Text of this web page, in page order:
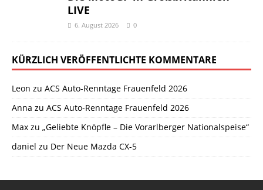
LIVE
6. August 2026 0
KÜRZLICH VERÖFFENTLICHTE KOMMENTARE
Leon zu ACS Auto-Renntage Frauenfeld 2026
Anna zu ACS Auto-Renntage Frauenfeld 2026
Max zu „Geliebte Knöpfle – Die Vorarlberger Nationalspeise“
daniel zu Der Neue Mazda CX-5